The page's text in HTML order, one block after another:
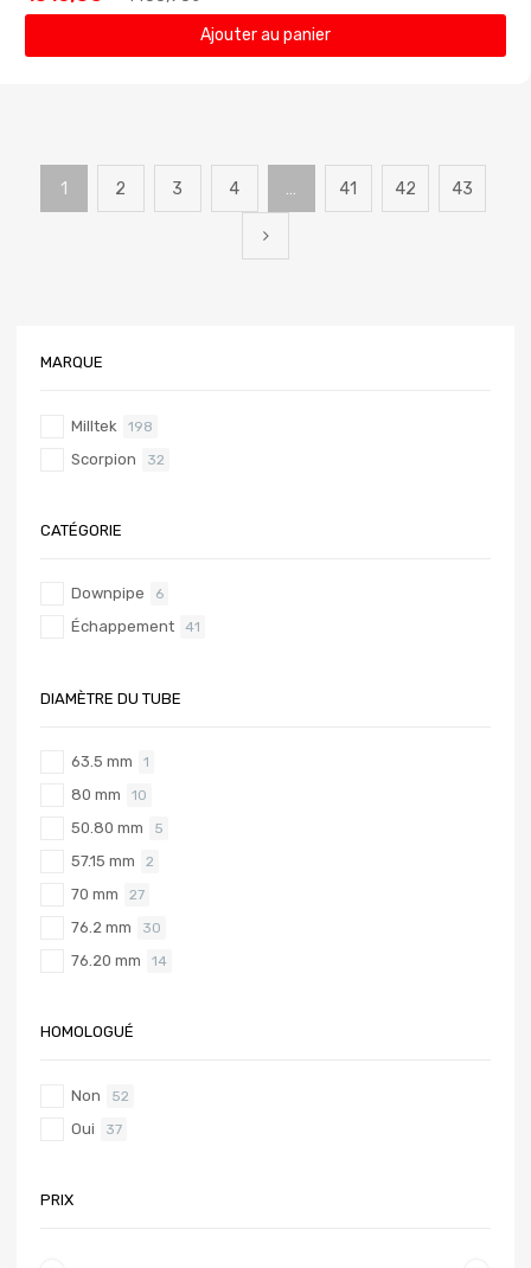
Ajouter au panier
1 2 3 4 … 41 42 43
MARQUE
Milltek 198
Scorpion 32
CATÉGORIE
Downpipe 6
Échappement 41
DIAMÈTRE DU TUBE
63.5 mm 1
80 mm 10
50.80 mm 5
57.15 mm 2
70 mm 27
76.2 mm 30
76.20 mm 14
HOMOLOGUÉ
Non 52
Oui 37
PRIX